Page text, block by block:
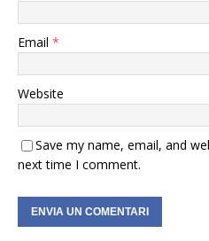
Email *
Website
Save my name, email, and
next time I comment.